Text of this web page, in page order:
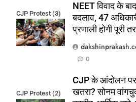
CJP Protest (3)
NEET विवाद के
बदलाव, 47
प्रणाली होगी पूरी
0
CJP Protest (2)
CJP के आंदोलन पर
खतरा? सोनम